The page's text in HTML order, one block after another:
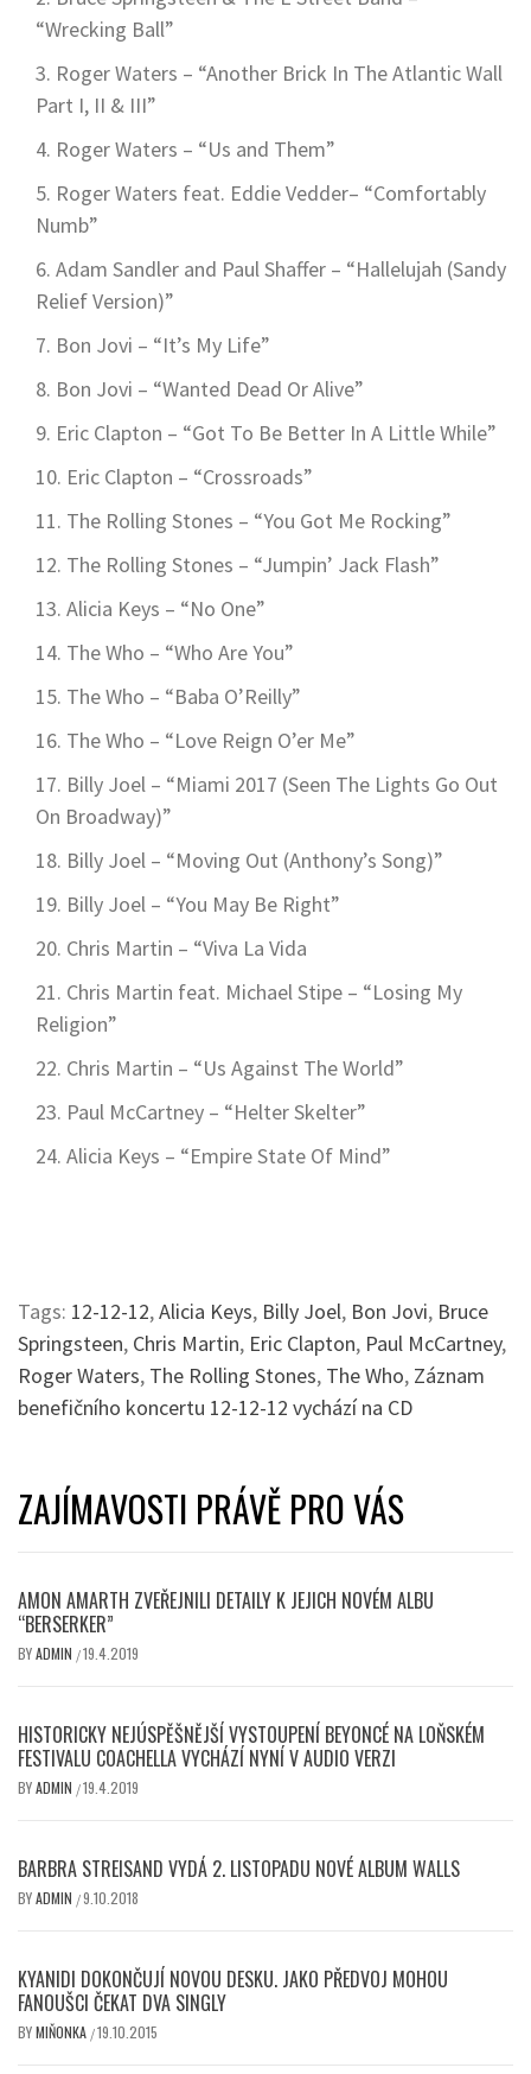
“Wrecking Ball”
Roger Waters – “Another Brick In The Atlantic Wall
Part I, II & III”
Roger Waters – “Us and Them”
Roger Waters feat. Eddie Vedder– “Comfortably
Numb”
Adam Sandler and Paul Shaffer – “Hallelujah (Sandy
Relief Version)”
Bon Jovi – “It’s My Life”
Bon Jovi – “Wanted Dead Or Alive”
Eric Clapton – “Got To Be Better In A Little While”
Eric Clapton – “Crossroads”
The Rolling Stones – “You Got Me Rocking”
The Rolling Stones – “Jumpin’ Jack Flash”
Alicia Keys – “No One”
The Who – “Who Are You”
The Who – “Baba O’Reilly”
The Who – “Love Reign O’er Me”
Billy Joel – “Miami 2017 (Seen The Lights Go Out
On Broadway)”
Billy Joel – “Moving Out (Anthony’s Song)”
Billy Joel – “You May Be Right”
Chris Martin – “Viva La Vida
Chris Martin feat. Michael Stipe – “Losing My
Religion”
Chris Martin – “Us Against The World”
Paul McCartney – “Helter Skelter”
Alicia Keys – “Empire State Of Mind”
Tags: 12-12-12,Alicia Keys, Billy Joel, Bon Jovi, Bruce
Springsteen, Chris Martin, Eric Clapton, Paul McCartney,
Roger Waters, The Rolling Stones, The Who, Záznam
benefičního koncertu 12-12-12 vychází na CD
ZAJÍMAVOSTI PRÁVĚ PRO VÁS
AMON AMARTH ZVEŘEJNILI DETAILY K JEJICH NOVÉM ALBU
“BERSERKER”
BYADMIN /19.4.2019
HISTORICKY NEJÚSPĚŠNĚJŠÍ VYSTOUPENÍ BEYONCÉ NA LOŇSKÉM
FESTIVALU COACHELLA VYCHÁZÍ NYNÍ V AUDIO VERZI
BYADMIN /19.4.2019
BARBRA STREISAND VYDÁ 2. LISTOPADU NOVÉ ALBUM WALLS
BYADMIN /9.10.2018
KYANIDI DOKONČUJÍ NOVOU DESKU. JAKO PŘEDVOJ MOHOU
FANOUŠCI ČEKAT DVA SINGLY
BYMIŇONKA /19.10.2015